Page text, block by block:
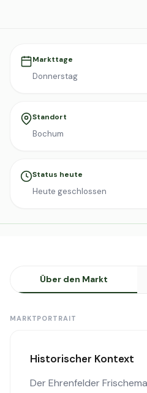
Markttage
Donnerstag
Standort
Bochum
Status heute
Heute geschlossen
Über den Markt
MARKTPORTRAIT
Historischer Kontext
Der Ehrenfelder